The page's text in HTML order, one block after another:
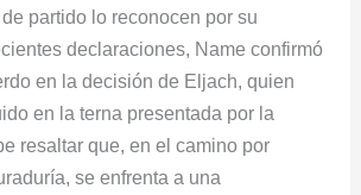
partido lo reconocen por su
declaraciones, Name confirmó
en la decisión de Eljach, quien
en la terna presentada por la
resaltar que, en el camino por
se enfrenta a una